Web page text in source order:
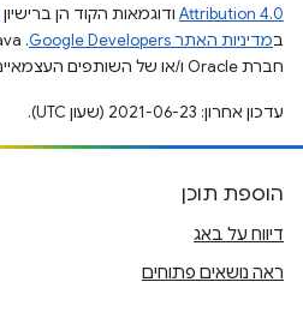
Attribution 4.0 ודוגמאות הקוד הן ברישיון
במדיניות האתר Google Developers‏
חברת Oracle ו/או של השותפים העצמאיים שלה.
עדכון אחרון: 2021-06-23 (שעון UTC).
הוספת תוכן
דיווח על באג
ראה נושאים פתוחים